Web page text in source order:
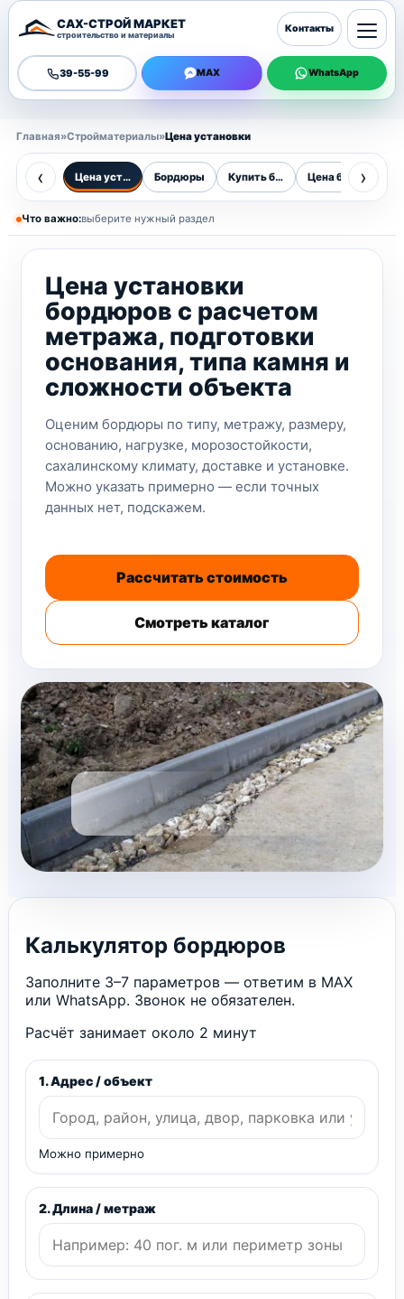
САХ-СТРОЙ МАРКЕТ
строительство и материалы
39-55-99 MAX WhatsApp
Контакты
Главная»Стройматериалы»Цена установки
‹ Цена установкиБордюры Купить бордюрыЦена бордюра за
›
Что важно:выберите нужный раздел
Цена установки
бордюров с расчетом
метража, подготовки
основания, типа камня и
сложности объекта
Оценим бордюры по типу, метражу, размеру,
основанию, нагрузке, морозостойкости,
сахалинскому климату, доставке и установке.
Можно указать примерно — если точных
данных нет, подскажем.
Рассчитать стоимость
Смотреть каталог
Калькулятор бордюров
Заполните 3–7 параметров — ответим в MAX
или WhatsApp. Звонок не обязателен.
Расчёт занимает около 2 минут
1. Адрес / объект
Можно примерно
2. Длина / метраж